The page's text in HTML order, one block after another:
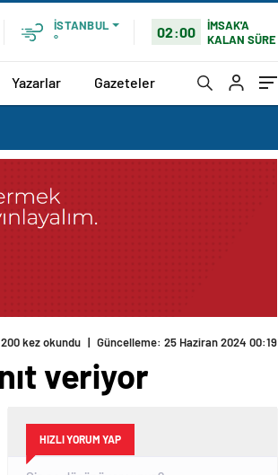
İSTANBUL
°
02:00
İMSAK'A
KALAN SÜRE
Yazarlar Gazeteler
200 kez okundu | Güncelleme: 25 Haziran 2024 00:19
veriyor
HIZLI YORUM YAP